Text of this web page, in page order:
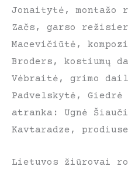
Jonaitytė, montažo
Začs, garso
Macevičiūtė,
Broders, kostiumų
Vėbraitė, grimo
Padvelskytė,
atranka: Ugnė
Kavtaradze,
Lietuvos žiūrovai